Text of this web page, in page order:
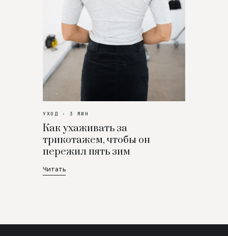
УХОД · 3 МИН
Как ухаживать за
трикотажем, чтобы он
пережил пять зим
Читать